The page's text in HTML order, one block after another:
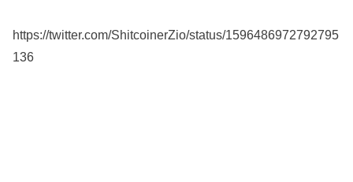
https://twitter.com/ShitcoinerZio/status/1596486972792795
136